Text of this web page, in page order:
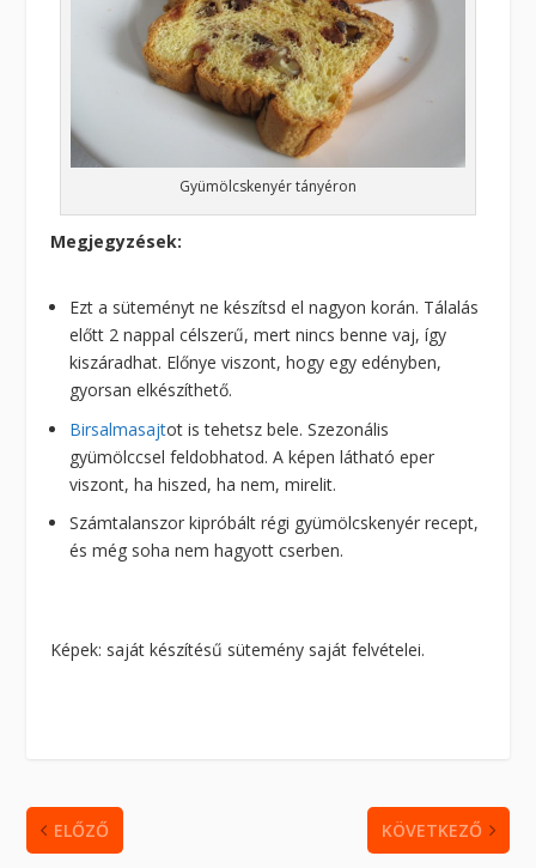
Gyümölcskenyér tányéron
Megjegyzések:
Ezt a süteményt ne készítsd el nagyon korán. Tálalás
előtt 2 nappal célszerű, mert nincs benne vaj, így
kiszáradhat. Előnye viszont, hogy egy edényben,
gyorsan elkészíthető.
Birsalmasajtot is tehetsz bele. Szezonális
gyümölccsel feldobhatod. A képen látható eper
viszont, ha hiszed, ha nem, mirelit.
Számtalanszor kipróbált régi gyümölcskenyér recept,
és még soha nem hagyott cserben.
Képek: saját készítésű sütemény saját felvételei.
ELŐZŐ KÖVETKEZŐ